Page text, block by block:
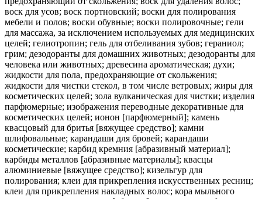
воск для усов; воск портновский; воски для полирования
мебели и полов; воски обувные; воски полировочные; гели
для массажа, за исключением используемых для медицинских
целей; гелиотропин; гель для отбеливания зубов; гераниол;
грим; дезодоранты для домашних животных; дезодоранты для
человека или животных; древесина ароматическая; духи;
жидкости для пола, предохраняющие от скольжения;
жидкости для чистки стекол, в том числе ветровых; жиры для
косметических целей; зола вулканическая для чистки; изделия
парфюмерные; изображения переводные декоративные для
косметических целей; ионон [парфюмерный]; камень
квасцовый для бритья [вяжущее средство]; камни
шлифовальные; карандаши для бровей; карандаши
косметические; карбид кремния [абразивный материал];
карбиды металлов [абразивные материалы]; квасцы
алюминиевые [вяжущее средство]; кизельгур для
полирования; клеи для прикрепления искусственных ресниц;
клеи для прикрепления накладных волос; кора мыльного